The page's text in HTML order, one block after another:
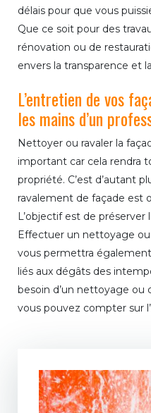
délais pour que vous
Que ce soit pour des
rénovation ou de
envers la transparence et
L’entretien de vos
les mains d’un
Nettoyer ou ravaler la
important car cela rendra
propriété. C’est d’autant
ravalement de façade est
L’objectif est de préserver
Effectuer un nettoyage
vous permettra
liés aux dégâts des
besoin d’un nettoyage ou
vous pouvez compter sur